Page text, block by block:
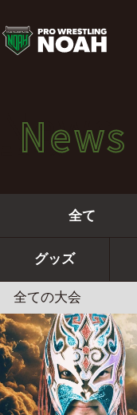
ニ
ュ
ー
ス
|
プ
ロ
レ
ス
News
ニュース
News
全て
グッズ